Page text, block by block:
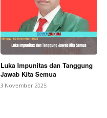
Luka Impunitas dan Tanggung
Jawab Kita Semua
3 November 2025